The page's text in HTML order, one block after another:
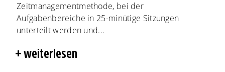
Zeitmanagementmethode, bei der
Aufgabenbereiche in 25-minütige Sitzungen
unterteilt werden und...
weiterlesen